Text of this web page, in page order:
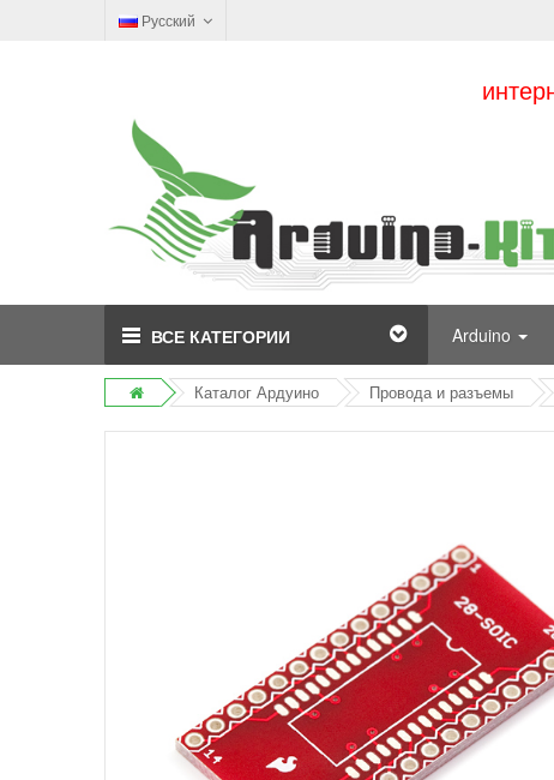
Русский
ВСЕ КАТЕГОРИИ Arduino
Каталог Ардуино Провода и разъемы